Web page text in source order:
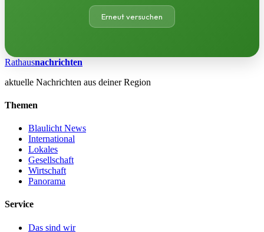
Erneut versuchen
Rathausnachrichten
aktuelle Nachrichten aus deiner Region
Themen
Blaulicht News
International
Lokales
Gesellschaft
Wirtschaft
Panorama
Service
Das sind wir